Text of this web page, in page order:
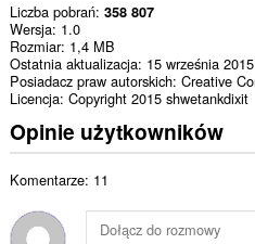
Liczba pobrań 358 807
Wersja 1.0
Rozmiar 1,4 MB
Ostatnia aktualizacja 15 września 2015
Posiadacz praw autorskich
Licencja Copyright 2015 shwetankdixit
Opinie użytkowników
Komentarze: 11